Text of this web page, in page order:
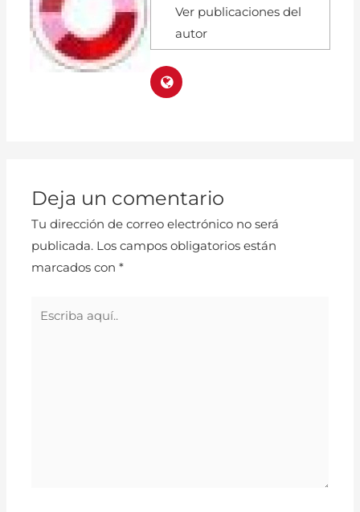
Ver publicaciones del
autor
Deja un comentario
Tu dirección de correo electrónico no será
publicada. Los campos obligatorios están
marcados con*